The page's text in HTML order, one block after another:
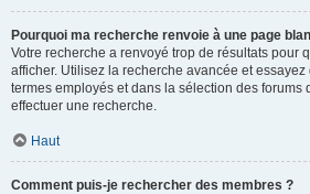
Pourquoi ma recherche renvoie à une page
Votre recherche a renvoyé trop de résultats pour
afficher. Utilisez la recherche avancée et essayez
termes employés et dans la sélection des forums
effectuer une recherche.
Haut
Comment puis-je rechercher des membres ?